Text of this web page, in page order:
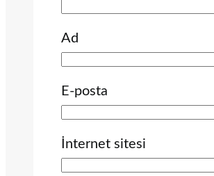
Ad
E-posta
İnternet sitesi